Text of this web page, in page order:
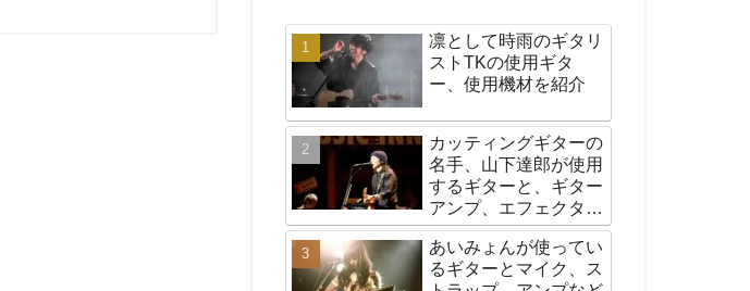
凛として時雨のギタリ
ストTKの使用ギタ
ー、使用機材を紹介
カッティングギターの
名手、山下達郎が使用
するギターと、ギター
アンプ、エフェクター
など機材の紹介
あいみょんが使ってい
るギターとマイク、ス